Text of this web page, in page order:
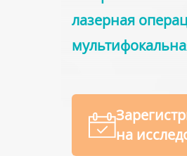
лазерная
на